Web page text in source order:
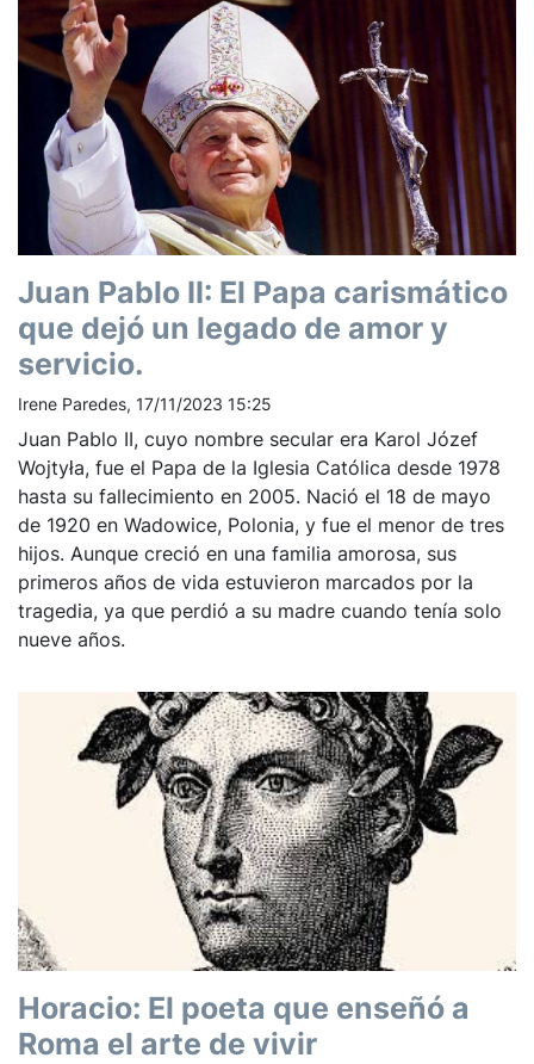
Juan Pablo II: El Papa carismático
que dejó un legado de amor y
servicio.
Irene Paredes, 17/11/2023 15:25
Juan Pablo II, cuyo nombre secular era Karol Józef
Wojtyła, fue el Papa de la Iglesia Católica desde 1978
hasta su fallecimiento en 2005. Nació el 18 de mayo
de 1920 en Wadowice, Polonia, y fue el menor de tres
hijos. Aunque creció en una familia amorosa, sus
primeros años de vida estuvieron marcados por la
tragedia, ya que perdió a su madre cuando tenía solo
nueve años.
Horacio: El poeta que enseñó a
Roma el arte de vivir